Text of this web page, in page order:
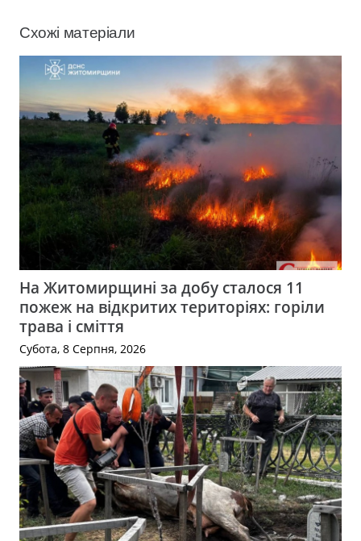
Схожі матеріали
На Житомирщині за добу сталося 11
пожеж на відкритих територіях: горіли
трава і сміття
Субота, 8 Серпня, 2026